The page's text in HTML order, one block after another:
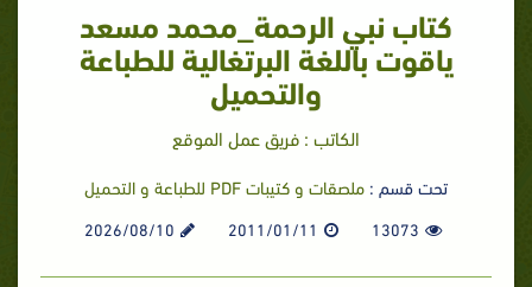
كتاب نبي الرحمة_محمد مسعد
ياقوت باللغة البرتغالية للطباعة
والتحميل
الكاتب : فريق عمل الموقع
تحت قسم : ملصقات و كتيبات PDF للطباعة و التحميل
13073
2011/01/11
2026/08/10